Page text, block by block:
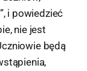
i powiedzieć
nie jest
będą